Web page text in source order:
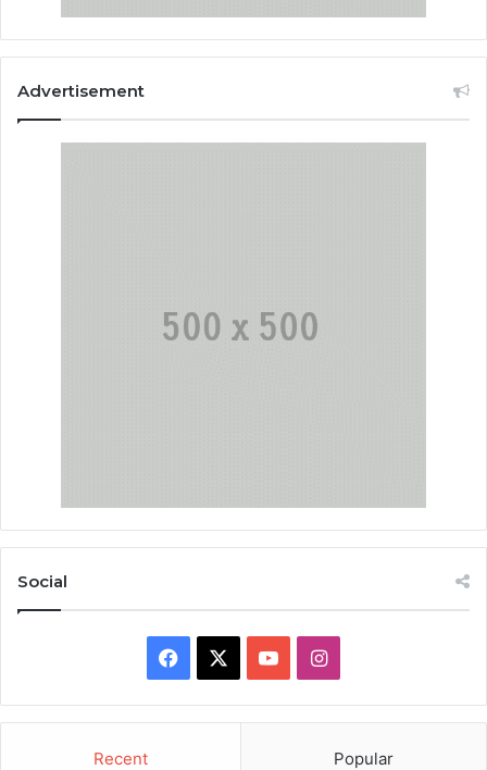
Advertisement
Social
Facebook YouTubeInstagram
Recent Popular